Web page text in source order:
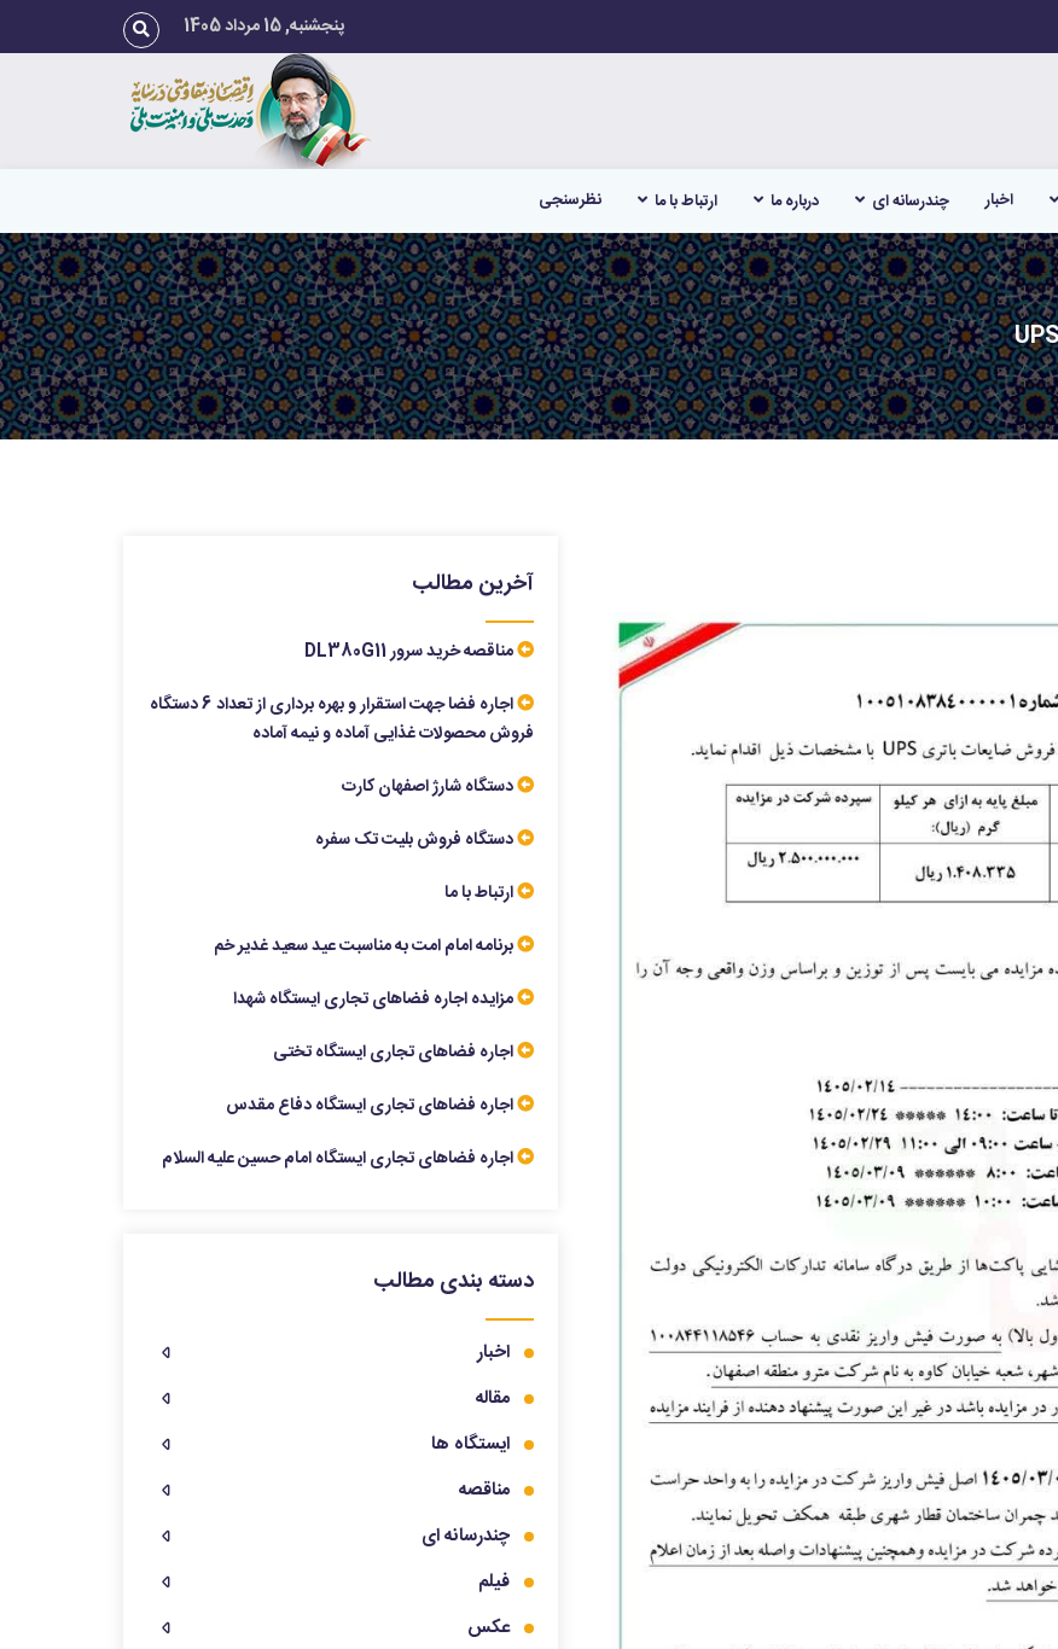
پنجشنبه, 15 مرداد 1405
اخبار چندرسانه ای درباره ما ارتباط با ما نظرسنجی
آخرین مطالب
مناقصه خرید سرور DL380G11
اجاره فضا جهت استقرار و بهره برداری از تعداد 6 دستگاه
فروش محصولات غذایی آماده و نیمه آماده
دستگاه شارژ اصفهان کارت
دستگاه فروش بلیت تک سفره
ارتباط با ما
برنامه امام امت به مناسبت عید سعید غدیر خم
مزایده اجاره فضاهای تجاری ایستگاه شهدا
اجاره فضاهای تجاری ایستگاه تختی
اجاره فضاهای تجاری ایستگاه دفاع مقدس
اجاره فضاهای تجاری ایستگاه امام حسین علیه السلام
دسته بندی مطالب
اخبار
مقاله
ایستگاه ها
مناقصه
چندرسانه ای
فیلم
عکس